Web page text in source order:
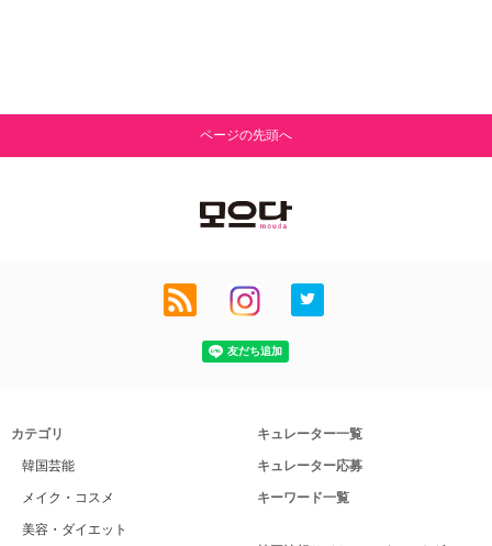
ページの先頭へ
カテゴリ
韓国芸能
メイク・コスメ
美容・ダイエット
キュレーター一覧
キュレーター応募
キーワード一覧